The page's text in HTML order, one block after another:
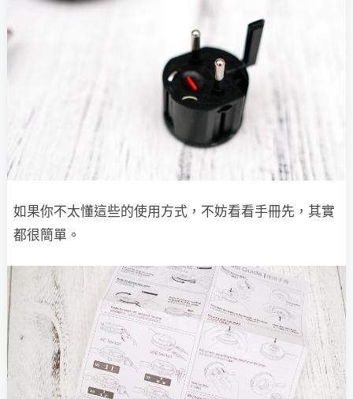
如果你不太懂這些的使用方式，不妨看看手冊先，其實
都很簡單。